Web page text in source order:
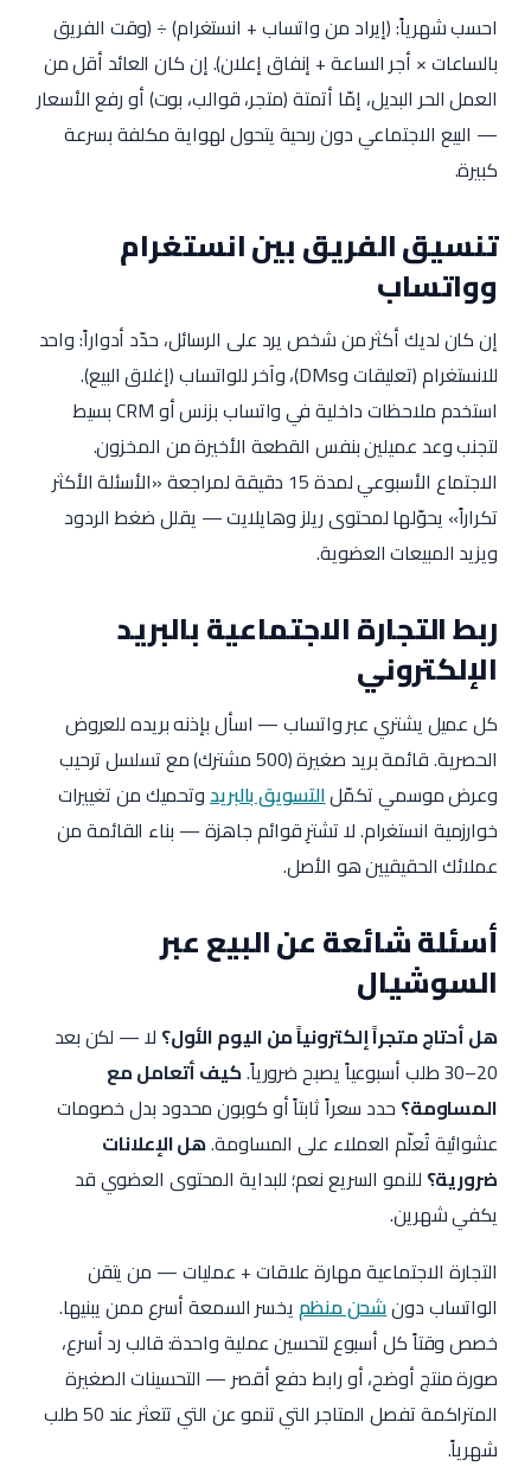
احسب شهرياً: (إيراد من واتساب + انستغرام) ÷ (وقت الفريق
بالساعات × أجر الساعة + إنفاق إعلان). إن كان العائد أقل من
العمل الحر البديل، إمّا أتمتة (متجر، قوالب، بوت) أو رفع الأسعار
— البيع الاجتماعي دون ربحية يتحول لهواية مكلفة بسرعة
كبيرة.
تنسيق الفريق بين انستغرام
وواتساب
إن كان لديك أكثر من شخص يرد على الرسائل، حدّد أدواراً: واحد
للانستغرام (تعليقات وDMs)، وآخر للواتساب (إغلاق البيع).
استخدم ملاحظات داخلية في واتساب بزنس أو CRM بسيط
لتجنب وعد عميلين بنفس القطعة الأخيرة من المخزون.
الاجتماع الأسبوعي لمدة 15 دقيقة لمراجعة «الأسئلة الأكثر
تكراراً» يحوّلها لمحتوى ريلز وهايلايت — يقلل ضغط الردود
ويزيد المبيعات العضوية.
ربط التجارة الاجتماعية بالبريد
الإلكتروني
كل عميل يشتري عبر واتساب — اسأل بإذنه بريده للعروض
الحصرية. قائمة بريد صغيرة (500 مشترك) مع تسلسل ترحيب
وعرض موسمي تكمّلالتسويق بالبريدوتحميك من تغييرات
خوارزمية انستغرام. لا تشترِ قوائم جاهزة — بناء القائمة من
عملائك الحقيقيين هو الأصل.
أسئلة شائعة عن البيع عبر
السوشيال
هل أحتاج متجراً إلكترونياً من اليوم الأول؟ لا — لكن بعد
20–30 طلب أسبوعياً يصبح ضرورياً.
كيف أتعامل مع
المساومة؟ حدد سعراً ثابتاً أو كوبون محدود بدل خصومات
عشوائية تُعلّم العملاء على المساومة.هل الإعلانات
ضرورية؟ للنمو السريع نعم؛ للبداية المحتوى العضوي قد
يكفي شهرين.
التجارة الاجتماعية مهارة علاقات + عمليات — من يتقن
الواتساب دونشحن منظميخسر السمعة أسرع ممن يبنيها.
خصص وقتاً كل أسبوع لتحسين عملية واحدة: قالب رد أسرع،
صورة منتج أوضح، أو رابط دفع أقصر — التحسينات الصغيرة
المتراكمة تفصل المتاجر التي تنمو عن التي تتعثر عند 50 طلب
شهرياً.